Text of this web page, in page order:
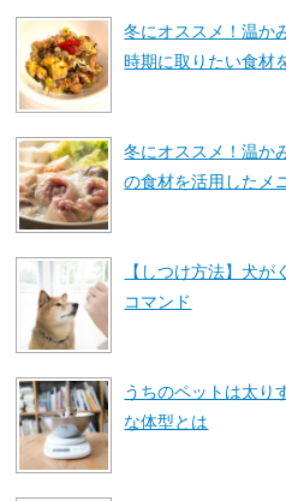
冬にオススメ！温か
時期に取りたい食材
冬にオススメ！温か
の食材を活用したメ
【しつけ方法】犬
コマンド
うちのペットは太り
な体型とは